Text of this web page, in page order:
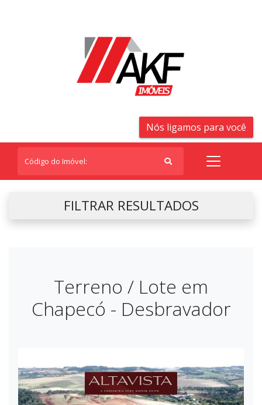
Nós ligamos para você
FILTRAR RESULTADOS
Terreno / Lote em
Chapecó - Desbravador